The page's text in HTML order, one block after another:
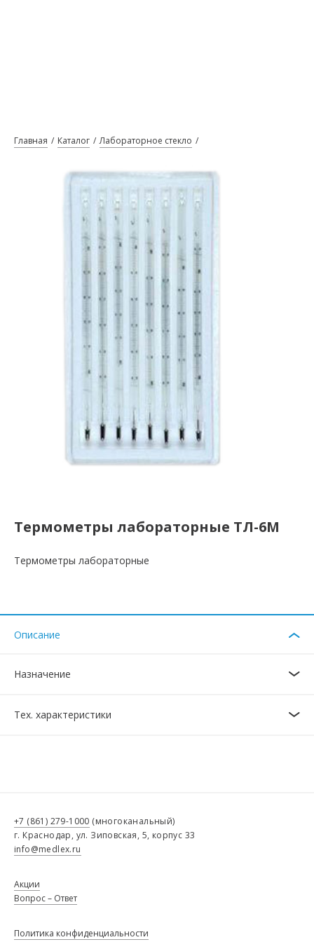
Главная Каталог Лабораторное стекло
Термометры лабораторные ТЛ-6М
Термометры лабораторные
Описание
Назначение
Тех. характеристики
+7 (861) 279-1000 (многоканальный)
г. Краснодар, ул. Зиповская, 5, корпус 33
info@medlex.ru
Акции
Вопрос – Ответ
Политика конфиденциальности